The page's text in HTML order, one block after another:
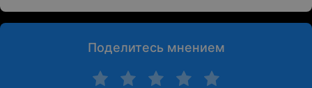
Поделитесь мнением